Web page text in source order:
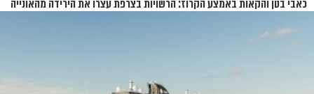
כאבי בטן והקאות באמצע הקרוז: הרשויות בצרפת עצרו את הירידה מהאונייה